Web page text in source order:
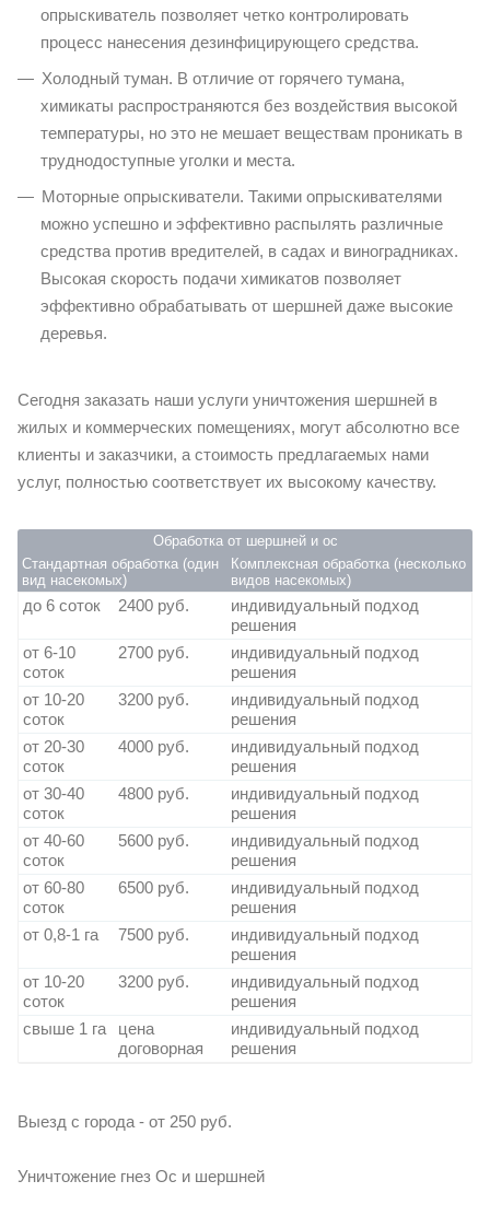
опрыскиватель позволяет четко контролировать
процесс нанесения дезинфицирующего средства.
Холодный туман. В отличие от горячего тумана,
химикаты распространяются без воздействия высокой
температуры, но это не мешает веществам проникать в
труднодоступные уголки и места.
Моторные опрыскиватели. Такими опрыскивателями
можно успешно и эффективно распылять различные
средства против вредителей, в садах и виноградниках.
Высокая скорость подачи химикатов позволяет
эффективно обрабатывать от шершней даже высокие
деревья.
Сегодня заказать наши услуги уничтожения шершней в
жилых и коммерческих помещениях, могут абсолютно все
клиенты и заказчики, а стоимость предлагаемых нами
услуг, полностью соответствует их высокому качеству.
Обработка от шершней и ос
Стандартная обработка (один
вид насекомых)
Комплексная обработка (несколько
видов насекомых)
до 6 соток 2400 руб.
индивидуальный подход
решения
от 6-10
соток
2700 руб.
индивидуальный подход
решения
от 10-20
соток
3200 руб.
индивидуальный подход
решения
от 20-30
соток
4000 руб.
индивидуальный подход
решения
от 30-40
соток
4800 руб.
индивидуальный подход
решения
от 40-60
соток
5600 руб.
индивидуальный подход
решения
от 60-80
соток
6500 руб.
индивидуальный подход
решения
от 0,8-1 га
7500 руб.
индивидуальный подход
решения
от 10-20
соток
3200 руб.
индивидуальный подход
решения
свыше 1 га
цена
договорная
индивидуальный подход
решения
Выезд с города - от 250 руб.
Уничтожение гнез Ос и шершней